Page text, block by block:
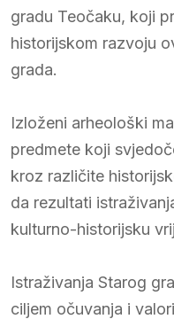
gradu Teočaku, koji
historijskom razvoju
grada.
Izloženi arheološki
predmete koji
kroz različite
da rezultati
kulturno-historijsku
Istraživanja Starog
ciljem očuvanja i